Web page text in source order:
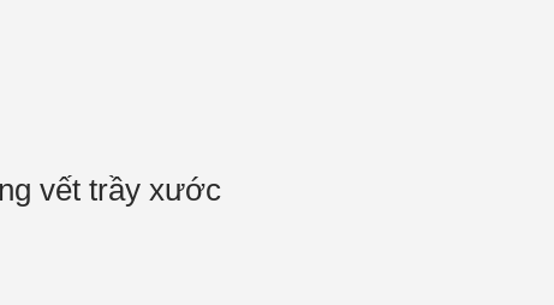
vết trầy xước